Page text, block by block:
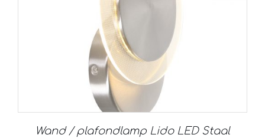
Wand / plafondlamp Lido LED Staal